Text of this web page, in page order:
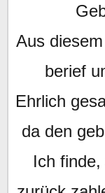
Aus
berief
Ehrlich
da den
Ich